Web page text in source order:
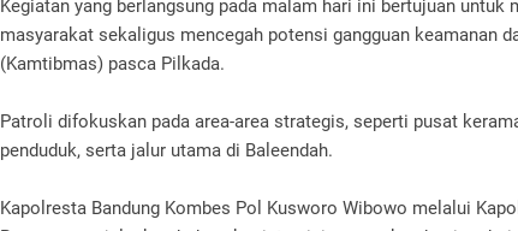
Kegiatan yang berlangsung pada malam hari ini bertujuan untuk
masyarakat sekaligus mencegah potensi gangguan keamanan
(Kamtibmas) pasca Pilkada.
Patroli difokuskan pada area-area strategis, seperti pusat
penduduk, serta jalur utama di Baleendah.
Kapolresta Bandung Kombes Pol Kusworo Wibowo melalui